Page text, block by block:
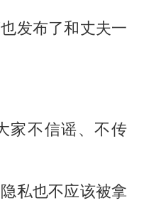
发布了和丈夫一
家不信谣、不传
私也不应该被拿